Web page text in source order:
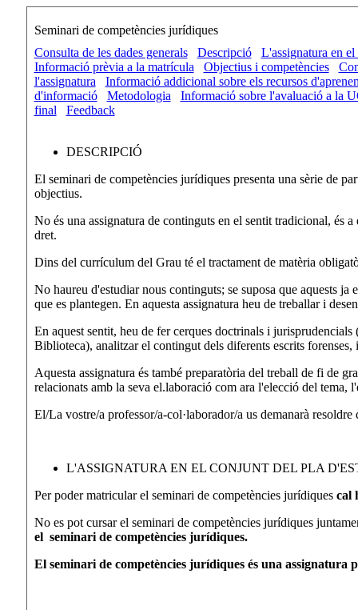
Seminari de competències jurídiques
Consulta de les dades generals
Descripció
L'assignatura en
Informació prèvia a la matrícula
Objectius i competències
l'assignatura
Informació addicional sobre els recursos
d'informació
Metodologia
Informació sobre l'avaluació a la
final
Feedback
DESCRIPCIÓ
El seminari de competències jurídiques presenta una sèrie de
objectius.
No és una assignatura de continguts en el sentit tradicional, és
dret.
Dins del currículum del Grau té el tractament de matèria
No haureu d'estudiar nous continguts; se suposa que aquests
que es plantegen. En aquesta assignatura heu de treballar i
En aquest sentit, heu de fer cerques doctrinals i
Biblioteca), analitzar el contingut dels diferents escrits
Aquesta assignatura és també preparatòria del treball de fi de
relacionats amb la seva el.laboració com ara l'elecció del
El/La vostre/a professor/a-col·laborador/a us demanarà
L'ASSIGNATURA EN EL CONJUNT DEL PLA
Per poder matricular el seminari de competències jurídiques cal
No es pot cursar el seminari de competències jurídiques
el seminari de competències jurídiques.
El seminari de competències jurídiques és una assignatura